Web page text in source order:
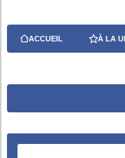
ACCUEIL À LA